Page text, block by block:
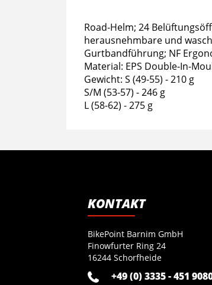
Road-Helm; 24
herausnehmbare und
Gurtbandführung; NF
Material: EPS Double-In-
Gewicht: S (49-55) - 210 g
S/M (53-57) - 246 g
L (58-62) - 275 g
KONTAKT
BikePoint Barnim GmbH
Finowfurter Ring 24
16244 Schorfheide
+49 (0) 3335 - 451